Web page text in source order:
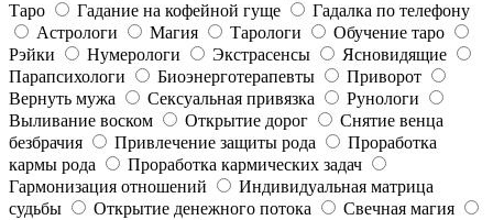
Таро
Гадание на кофейной гуще
Гадалка по телефону
Астрологи
Магия Тарологи
Обучение таро
Рэйки
Нумерологи Экстрасенсы
Ясновидящие
Парапсихологи
Биоэнерготерапевты
Приворот
Вернуть мужа
Сексуальная привязка
Рунологи
Выливание воском
Открытие дорог
Снятие венца
безбрачия
Привлечение защиты рода
Проработка
кармы рода
Проработка кармических задач
Гармонизация отношений
Индивидуальная матрица
судьбы
Открытие денежного потока
Свечная магия